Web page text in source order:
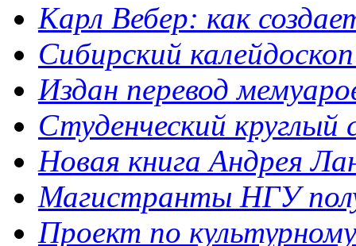
Карл Вебер: как
Сибирский
Издан перевод
Студенческий круглый
Новая книга Андрея
Магистранты НГУ
Проект по